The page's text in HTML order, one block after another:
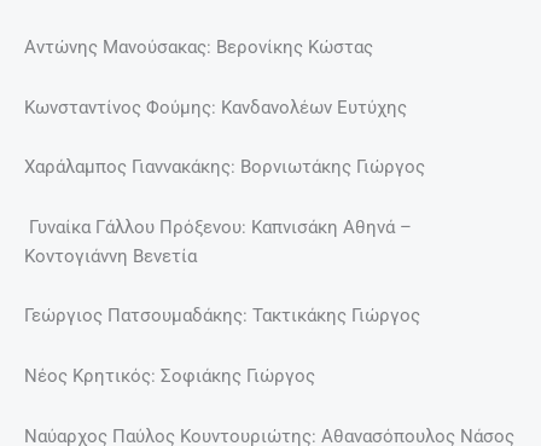
Αντώνης Μανούσακας: Βερονίκης Κώστας
Κωνσταντίνος Φούμης: Κανδανολέων Ευτύχης
Χαράλαμπος Γιαννακάκης: Βορνιωτάκης Γιώργος
Γυναίκα Γάλλου Πρόξενου: Καπνισάκη Αθηνά –
Κοντογιάννη Βενετία
Γεώργιος Πατσουμαδάκης: Τακτικάκης Γιώργος
Νέος Κρητικός: Σοφιάκης Γιώργος
Ναύαρχος Παύλος Κουντουριώτης: Αθανασόπουλος Νάσος